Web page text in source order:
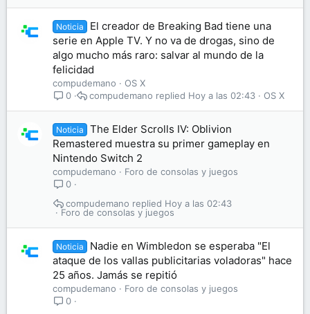
Noticia
El creador de Breaking Bad tiene una
serie en Apple TV. Y no va de drogas, sino de
algo mucho más raro: salvar al mundo de la
felicidad
compudemano
OS X
0
OS X
Hoy a las 02:43
compudemano
Noticia
The Elder Scrolls IV: Oblivion
Remastered muestra su primer gameplay en
Nintendo Switch 2
compudemano
Foro de consolas y juegos
0
Foro de consolas y juegos
Hoy a las 02:43
compudemano
Noticia
Nadie en Wimbledon se esperaba "El
ataque de los vallas publicitarias voladoras" hace
25 años. Jamás se repitió
compudemano
Foro de consolas y juegos
0